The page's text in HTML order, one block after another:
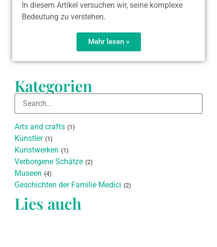
In diesem Artikel versuchen wir, seine komplexe
Bedeutung zu verstehen.
Mehr lesen »
Kategorien
Arts and crafts (1)
Künstler (1)
Kunstwerken (1)
Verborgene Schätze (2)
Museen (4)
Geschichten der Familie Medici (2)
Lies auch